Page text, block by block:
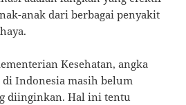
anak dari berbagai penyakit
Kesehatan, angka
di Indonesia masih belum
diinginkan. Hal ini tentu